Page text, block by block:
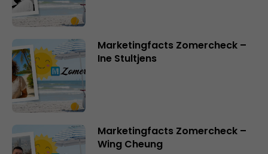
Marketingfacts Zomercheck –
Ine Stultjens
Marketingfacts Zomercheck –
Wing Cheung